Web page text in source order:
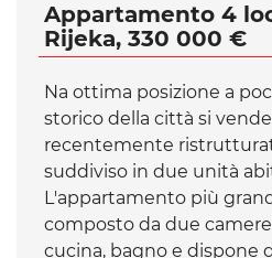
Appartamento 4
Rijeka, 330 000 €
Na ottima posizione a
storico della città si
recentemente
suddiviso in due unità
L'appartamento più
composto da due
cucina, bagno e dispone